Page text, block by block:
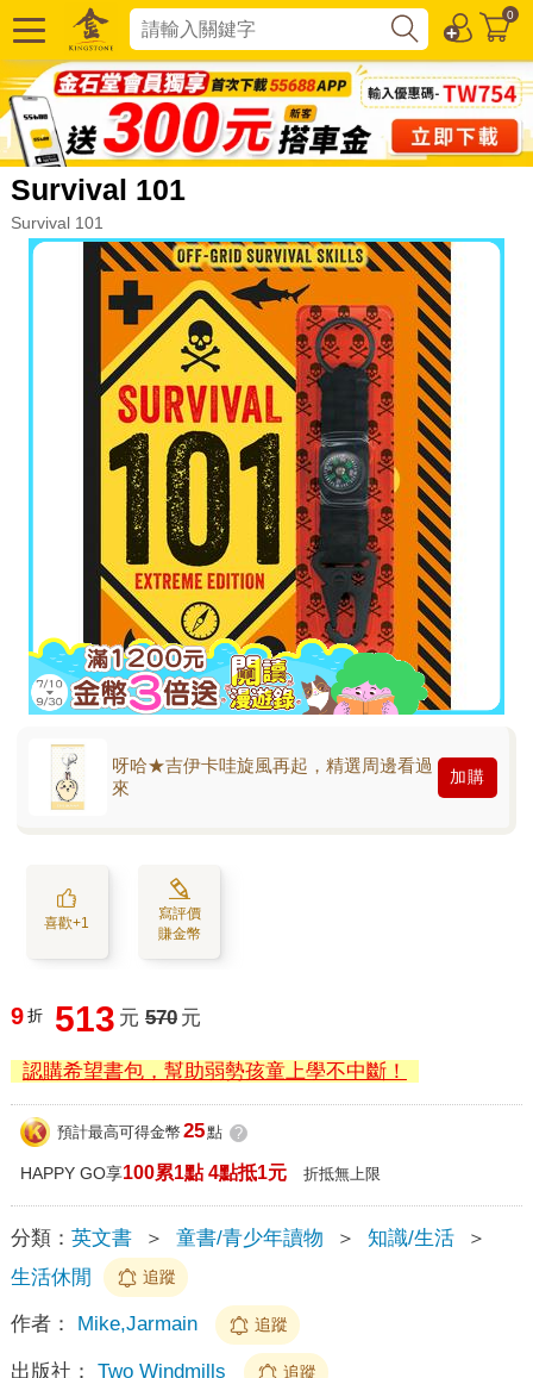
0
Survival 101
Survival 101
呀哈★吉伊卡哇旋風再起，精選周邊看過
來
加購
喜歡+1
寫評價
賺金幣
9 折 513 元 570 元
認購希望書包，幫助弱勢孩童上學不中斷！
預計最高可得金幣 25點 ?
HAPPY GO享100累1點 4點抵1元 折抵無上限
分類： 英文書 ＞ 童書/青少年讀物 ＞ 知識/生活
＞
生活休閒
追蹤
作者： Mike,Jarmain 追蹤
出版社： Two Windmills 追蹤